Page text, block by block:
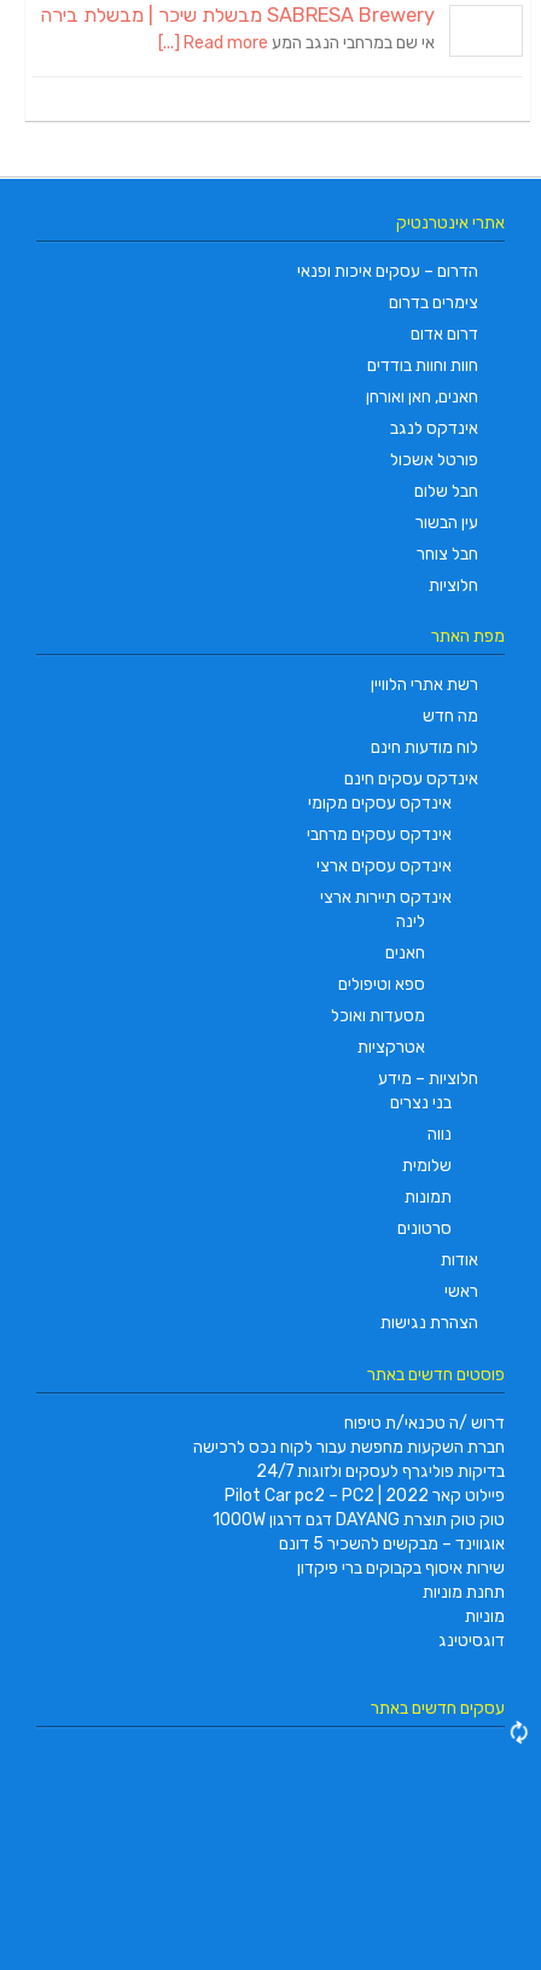
SABRESA Brewery מבשלת שיכר | מבשלת בירה
אי שם במרחבי הנגב המע Read more [...]
אתרי אינטרנטיק
הדרום – עסקים איכות ופנאי
צימרים בדרום
דרום אדום
חוות וחוות בודדים
חאנים, חאן ואורחן
אינדקס לנגב
פורטל אשכול
חבל שלום
עין הבשור
חבל צוחר
חלוציות
מפת האתר
רשת אתרי הלוויין
מה חדש
לוח מודעות חינם
אינדקס עסקים חינם
אינדקס עסקים מקומי
אינדקס עסקים מרחבי
אינדקס עסקים ארצי
אינדקס תיירות ארצי
לינה
חאנים
ספא וטיפולים
מסעדות ואוכל
אטרקציות
חלוציות – מידע
בני נצרים
נווה
שלומית
תמונות
סרטונים
אודות
ראשי
הצהרת נגישות
פוסטים חדשים באתר
דרוש /ה טכנאי/ת טיפוח
חברת השקעות מחפשת עבור לקוח נכס לרכישה
בדיקות פוליגרף לעסקים ולזוגות 24/7
פיילוט קאר 2022 | Pilot Car pc2 – PC2
טוק טוק תוצרת DAYANG דגם דרגון 1000W
אוגווינד – מבקשים להשכיר 5 דונם
שירות איסוף בקבוקים ברי פיקדון
תחנת מוניות
מוניות
דוגסיטינג
עסקים חדשים באתר